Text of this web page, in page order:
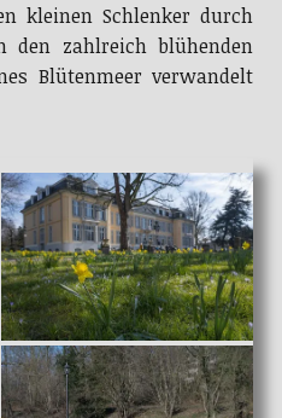
kleinen Schlenker durch
den zahlreich blühenden
Blütenmeer verwandelt